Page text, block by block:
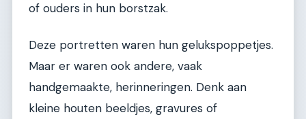
of ouders in hun borstzak.
Deze portretten waren hun gelukspoppetjes.
Maar er waren ook andere, vaak
handgemaakte, herinneringen. Denk aan
kleine houten beeldjes, gravures of